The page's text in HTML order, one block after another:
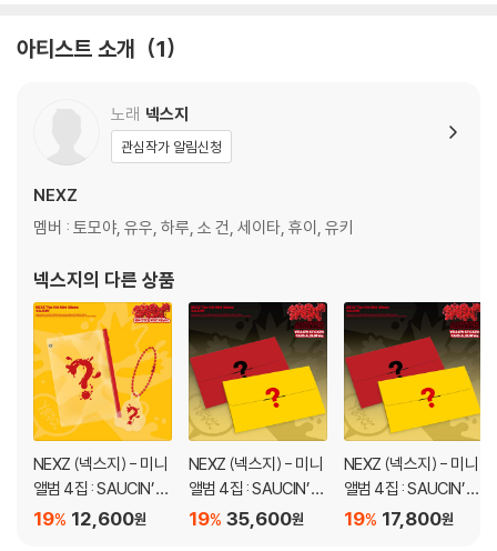
2. SIZE : 85 x 140 mm
※ 본 음반에 포함된 랜덤 구성품은 동일한 확률로 구성되어 있습니다.
아티스트 소개 1
노래 넥스지
관심작가 알림신청
NEXZ
멤버 : 토모야, 유우, 하루, 소 건, 세이타, 휴이, 유키
넥스지 의 다른 상품
NEXZ (넥스지) - 미니
앨범 4집 : SAUCIN’ [P
HOTO PACK Ver.]
12,600원
19%
NEXZ (넥스지) - 미니
앨범 4집 : SAUCIN’ [S
TICKER FANS ALBU
35,600원
19%
NEXZ (넥스지) - 미니
앨범 4집 : SAUCIN’ [S
TICKER FANS ALBU
17,800원
19%